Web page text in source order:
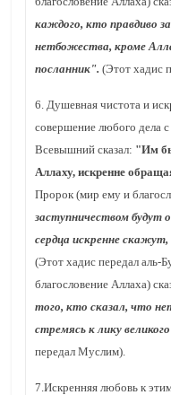
каждого, кто правдиво
нетбожества, кроме
посланник".(Этот хадис
6. Душевная чистота и
совершение любого дела
Всевышний сказал: "Им
Аллаху, искренне
Пророк (мир ему и
заступничеством будут
сердца искренне
(Этот хадис передал аль-
благословение Аллаха)
того, кто сказал, что
стремясь к лику
передал Муслим).
7.Искренняя любовь к